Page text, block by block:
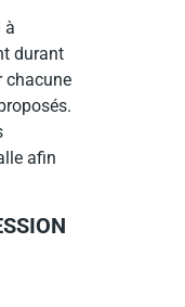
à
durant
chacune
afin